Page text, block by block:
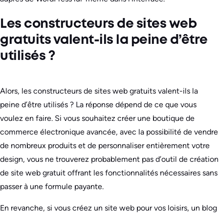
Les constructeurs de sites web
gratuits valent-ils la peine d’être
utilisés ?
Alors, les constructeurs de sites web gratuits valent-ils la
peine d’être utilisés ? La réponse dépend de ce que vous
voulez en faire. Si vous souhaitez créer une boutique de
commerce électronique avancée, avec la possibilité de vendre
de nombreux produits et de personnaliser entièrement votre
design, vous ne trouverez probablement pas d’outil de création
de site web gratuit offrant les fonctionnalités nécessaires sans
passer à une formule payante.
En revanche, si vous créez un site web pour vos loisirs, un blog